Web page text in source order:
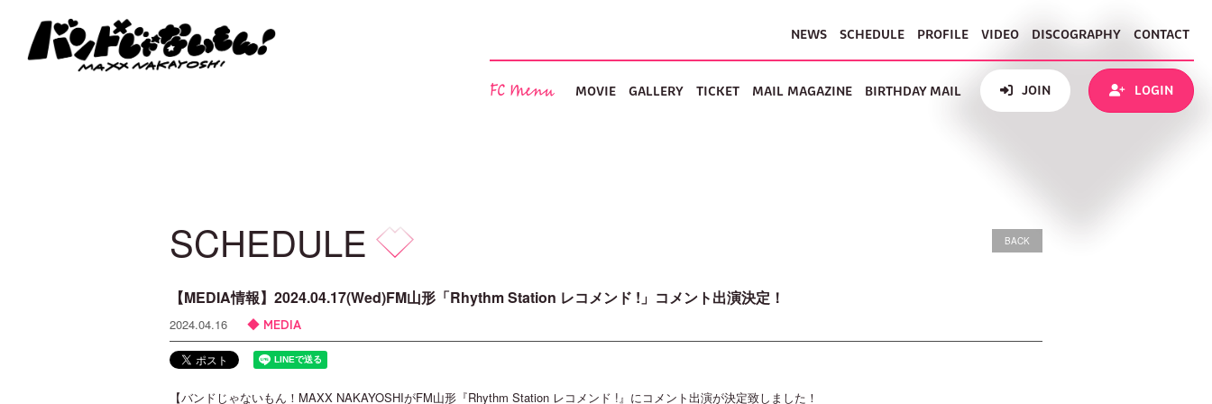
NEWS SCHEDULE PROFILE VIDEO DISCOGRAPHY CONTACT
FC Menu MOVIE GALLERY TICKET MAIL MAGAZINE BIRTHDAY MAIL JOIN LOGIN
SCHEDULE BACK
【MEDIA情報】2024.04.17(Wed)FM山形「Rhythm Station レコメンド !」コメント出演決定！
2024.04.16 MEDIA
【バンドじゃないもん！MAXX NAKAYOSHIがFM山形『Rhythm Station レコメンド !』にコメント出演が決定致しました！